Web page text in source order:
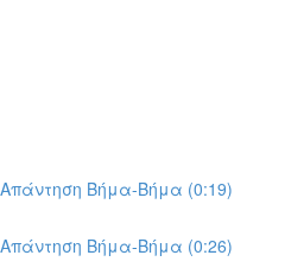
Βήμα-Βήμα (0:19)
Βήμα-Βήμα (0:26)